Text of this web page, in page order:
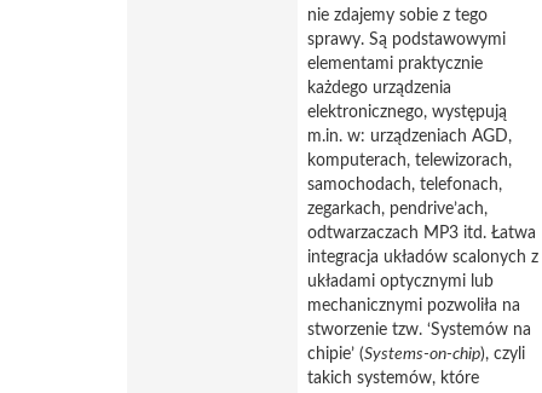
nie zdajemy sobie z tego
sprawy. Są podstawowymi
elementami praktycznie
każdego urządzenia
elektronicznego, występują
m.in. w: urządzeniach AGD,
komputerach, telewizorach,
samochodach, telefonach,
zegarkach, pendrive’ach,
odtwarzaczach MP3 itd. Łatwa
integracja układów scalonych z
układami optycznymi lub
mechanicznymi pozwoliła na
stworzenie tzw. ‘Systemów na
chipie’ (Systems-on-chip), czyli
takich systemów, które